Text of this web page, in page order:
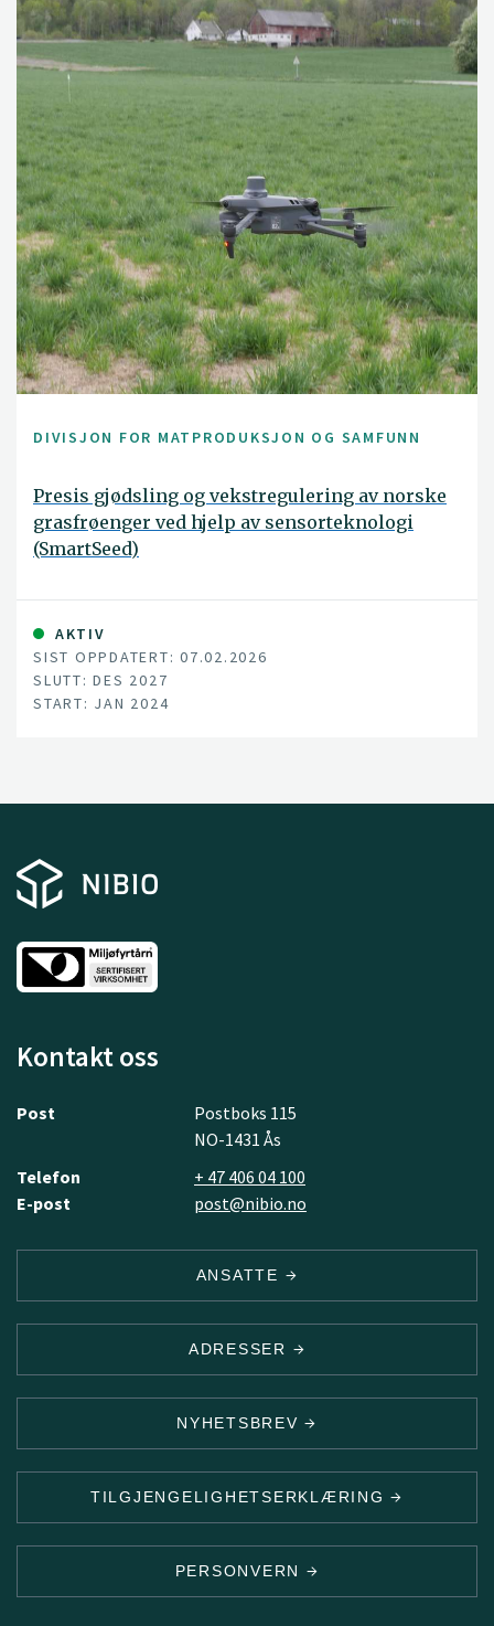
DIVISJON FOR MATPRODUKSJON OG SAMFUNN
Presis gjødsling og vekstregulering av norske
grasfrøenger ved hjelp av sensorteknologi
(SmartSeed)
AKTIV
SIST OPPDATERT: 07.02.2026
SLUTT: DES 2027
START: JAN 2024
Kontakt oss
Post
Postboks 115
NO-1431 Ås
Telefon
+ 47 406 04 100
E-post
post@nibio.no
ANSATTE
ADRESSER
NYHETSBREV
TILGJENGELIGHETSERKLÆRING
PERSONVERN